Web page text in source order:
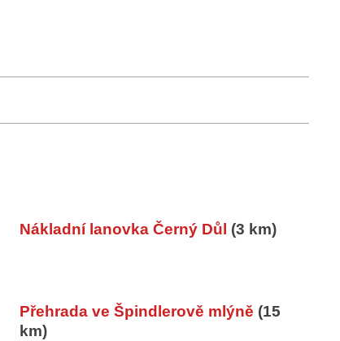
Nákladní lanovka Černý Důl (3 km)
Přehrada ve Špindlerově mlýně (15
km)